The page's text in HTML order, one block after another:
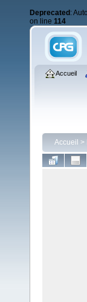
Deprecated :
on line 114
Accueil
Accueil >